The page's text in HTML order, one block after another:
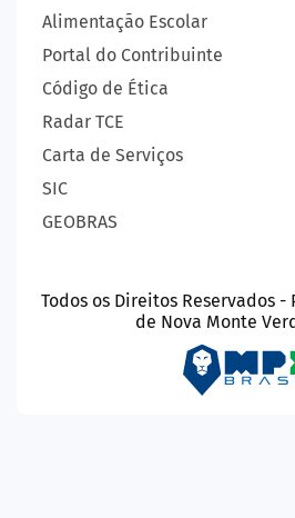
Alimentação Escolar
Portal do Contribuinte
Código de Ética
Radar TCE
Carta de Serviços
SIC
GEOBRAS
Todos os Direitos Reservados
de Nova Monte